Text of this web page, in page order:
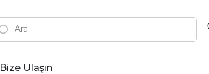
Bize Ulaşın